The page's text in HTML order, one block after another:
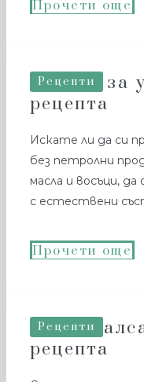
Прочети още
Рецепти
Балсам за
рецепта
Искате ли да си
без петролни
масла и восъци,
с естествени
Прочети още
Рецепти
Розов
рецепта